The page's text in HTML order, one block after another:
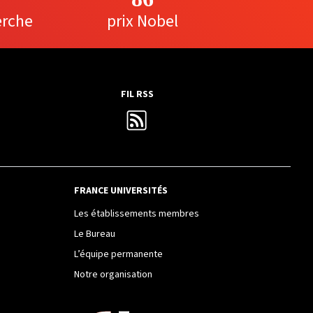
prix Nobel
FIL RSS
FRANCE UNIVERSITÉS
Les établissements membres
Le Bureau
L’équipe permanente
Notre organisation